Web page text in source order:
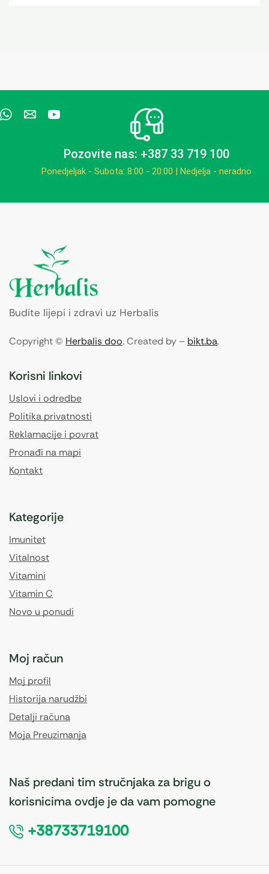
Pozovite nas: +387 33 719 100
Ponedjeljak - Subota: 8:00 - 20:00 | Nedjelja - neradno
Budite lijepi i zdravi uz Herbalis
Copyright © Herbalis doo. Created by – bikt.ba.
Korisni linkovi
Uslovi i odredbe
Politika privatnosti
Reklamacije i povrat
Pronađi na mapi
Kontakt
Kategorije
Imunitet
Vitalnost
Vitamini
Vitamin C
Novo u ponudi
Moj račun
Moj profil
Historija narudžbi
Detalji računa
Moja Preuzimanja
Naš predani tim stručnjaka za brigu o
korisnicima ovdje je da vam pomogne
+38733719100